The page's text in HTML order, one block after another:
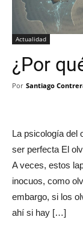
Actualidad
¿Por
Por Santiago
La psicología del
ser perfecta El
A veces, estos
inocuos, como
embargo, si los
ahí si hay […]